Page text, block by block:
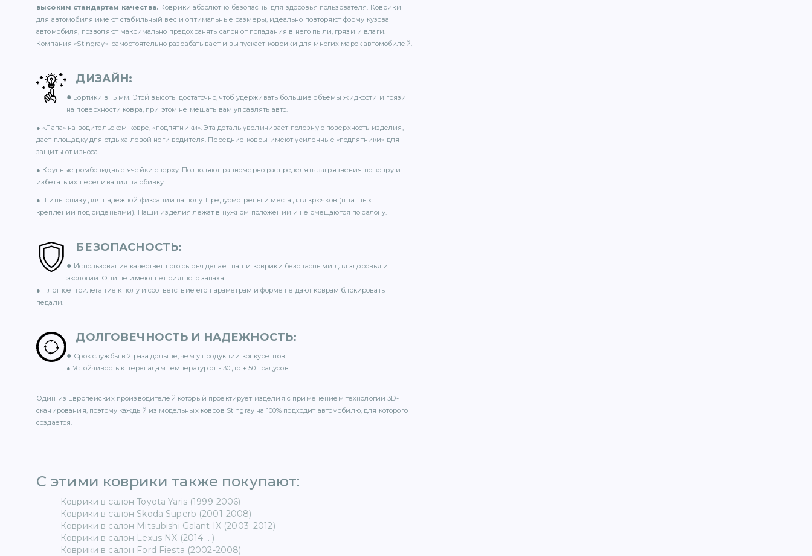
высоким стандартам качества.Коврики абсолютно безопасны для здоровья пользователя. Коврики
для автомобиля имеют стабильный вес и оптимальные размеры, идеально повторяют форму кузова
автомобиля, позволяют максимально предохранять салон от попадания в него пыли, грязи и влаги.
Компания «Stingray» самостоятельно разрабатывает и выпускает коврики для многих марок автомобилей.
ДИЗАЙН:
● Бортики в 15 мм. Этой высоты достаточно, чтоб удерживать большие объемы жидкости и грязи
на поверхности ковра, при этом не мешать вам управлять авто.
● «Лапа» на водительском ковре, «подпятники». Эта деталь увеличивает полезную поверхность изделия,
дает площадку для отдыха левой ноги водителя. Передние ковры имеют усиленные «подпятники» для
защиты от износа.
● Крупные ромбовидные ячейки сверху. Позволяют равномерно распределять загрязнения по ковру и
избегать их переливания на обивку.
● Шипы снизу для надежной фиксации на полу. Предусмотрены и места для крючков (штатных
креплений под сиденьями). Наши изделия лежат в нужном положении и не смещаются по салону.
БЕЗОПАСНОСТЬ:
● Использование качественного сырья делает наши коврики безопасными для здоровья и
экологии. Они не имеют неприятного запаха.
● Плотное прилегание к полу и соответствие его параметрам и форме не дают коврам блокировать
педали.
ДОЛГОВЕЧНОСТЬ И НАДЕЖНОСТЬ:
● Срок службы в 2 раза дольше, чем у продукции конкурентов.
● Устойчивость к перепадам температур от - 30 до + 50 градусов.
Один из Европейских производителей который проектирует изделия с применением технологии 3D-
сканирования, поэтому каждый из модельных ковров Stingray на 100% подходит автомобилю, для которого
создается.
С этими коврики также покупают: ​
Коврики в салон Toyota Yaris (1999-2006)
Коврики в салон Skoda Superb (2001-2008)
Коврики в салон Mitsubishi Galant IX (2003–2012)
Коврики в салон Lexus NX (2014-...)
Коврики в салон Ford Fiesta (2002-2008)